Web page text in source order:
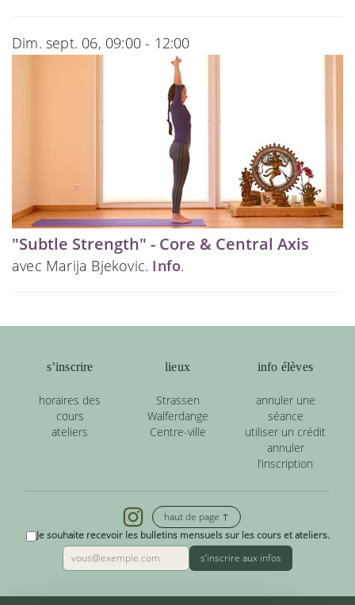
Dim. sept. 06, 09:00 - 12:00
"Subtle Strength" - Core & Central Axis
avec Marija Bjekovic. Info.
s’inscrire
horaires des
cours
ateliers
lieux
Strassen
Walferdange
Centre-ville
info élèves
annuler une
séance
utiliser un crédit
annuler
l’inscription
haut de page ↑
Je souhaite recevoir les bulletins mensuels sur les cours et ateliers.
s’inscrire aux infos